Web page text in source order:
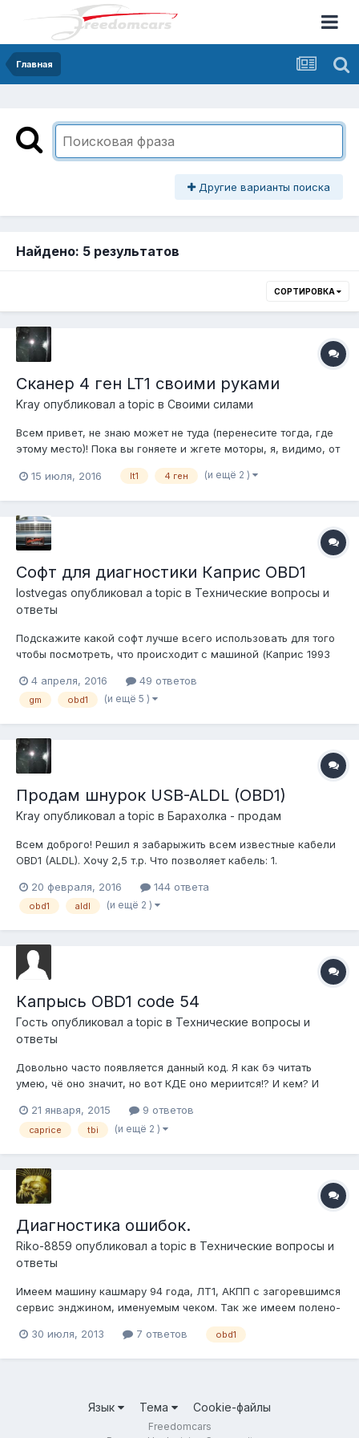
Главная
Другие варианты поиска
Найдено: 5 результатов
СОРТИРОВКА
Сканер 4 ген LT1 своими руками
Kray опубликовал a topic в Своими силами
Всем привет, не знаю может не туда (перенесите тогда, где
этому место)! Пока вы гоняете и жгете моторы, я, видимо, от
короче собрал приблуду (или как Андрюха скажет
Питание от пр...
15 июля, 2016 lt1 4 ген (и ещё 2 )
Софт для диагностики Каприс OBD1
lostvegas опубликовал a topic в Технические вопросы и
ответы
Подскажите какой софт лучше всего использовать для того
чтобы посмотреть, что происходит с машиной (Каприс 1993
не пойму что и как, пробовал смотреть tutorial на ютюбе -
легче не стало
4 апреля, 2016 49 ответов
gm obd1 (и ещё 5 )
Продам шнурок USB-ALDL (OBD1)
Kray опубликовал a topic в Барахолка - продам
Всем доброго! Решил я забарыжить всем известные кабели
OBD1 (ALDL). Хочу 2,5 т.р. Что позволяет кабель: 1.
производства 82...95гг. получать скан ошибок мозга и их
сброс. 3. Для авто производства 82...95гг. получать в
20 февраля, 2016 144 ответа
obd1 aldl (и ещё 2 )
Капрысь OBD1 code 54
Гость опубликовал a topic в Технические вопросы и
ответы
Довольно часто появляется данный код. Я как бэ читать
умею, чё оно значит, но вот КДЕ оно мериится!? И кем? И
мне это ответ на вопрос " чаво оно не едит!!?"
21 января, 2015 9 ответов
caprice tbi (и ещё 2 )
Диагностика ошибок.
Riko-8859 опубликовал a topic в Технические вопросы и
ответы
Имеем машину кашмару 94 года, ЛТ1, АКПП с загоревшимся
сервис энджином, именуемым чеком. Так же имеем полено-
кабель самопайка, как я понял то некий Meyera. Ссылка на
30 июля, 2013 7 ответов obd1
Язык Тема Cookie-файлы
Freedomcars